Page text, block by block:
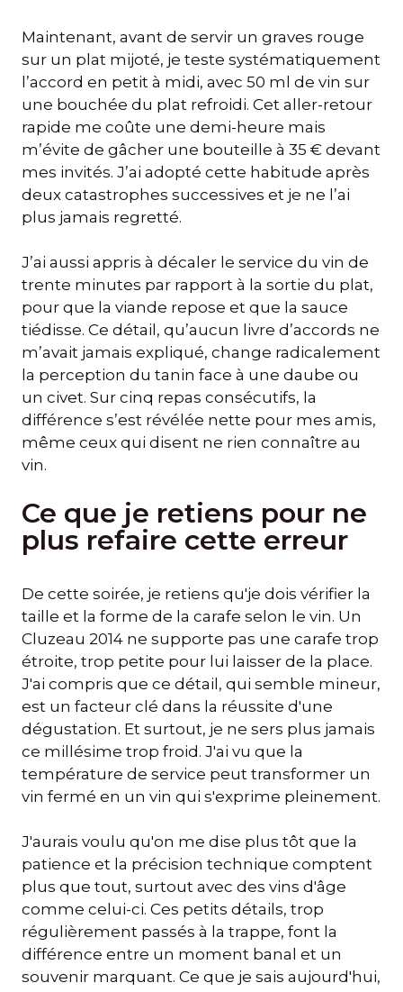
Maintenant, avant de servir un graves rouge
sur un plat mijoté, je teste systématiquement
l’accord en petit à midi, avec 50 ml de vin sur
une bouchée du plat refroidi. Cet aller-retour
rapide me coûte une demi-heure mais
m’évite de gâcher une bouteille à 35 € devant
mes invités. J’ai adopté cette habitude après
deux catastrophes successives et je ne l’ai
plus jamais regretté.
J’ai aussi appris à décaler le service du vin de
trente minutes par rapport à la sortie du plat,
pour que la viande repose et que la sauce
tiédisse. Ce détail, qu’aucun livre d’accords ne
m’avait jamais expliqué, change radicalement
la perception du tanin face à une daube ou
un civet. Sur cinq repas consécutifs, la
différence s’est révélée nette pour mes amis,
même ceux qui disent ne rien connaître au
vin.
Ce que je retiens pour ne
plus refaire cette erreur
De cette soirée, je retiens qu'je dois vérifier la
taille et la forme de la carafe selon le vin. Un
Cluzeau 2014 ne supporte pas une carafe trop
étroite, trop petite pour lui laisser de la place.
J'ai compris que ce détail, qui semble mineur,
est un facteur clé dans la réussite d'une
dégustation. Et surtout, je ne sers plus jamais
ce millésime trop froid. J'ai vu que la
température de service peut transformer un
vin fermé en un vin qui s'exprime pleinement.
J'aurais voulu qu'on me dise plus tôt que la
patience et la précision technique comptent
plus que tout, surtout avec des vins d'âge
comme celui-ci. Ces petits détails, trop
régulièrement passés à la trappe, font la
différence entre un moment banal et un
souvenir marquant. Ce que je sais aujourd'hui,